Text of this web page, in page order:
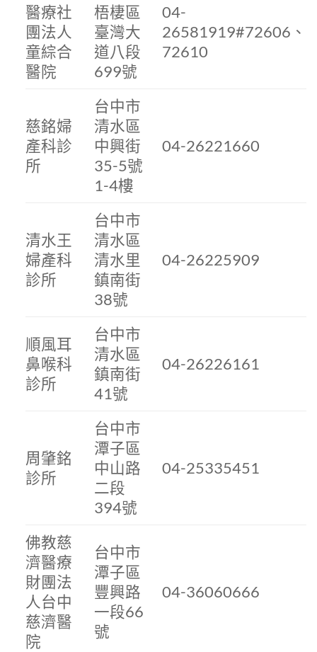
醫療社
團法人
童綜合
醫院
梧棲區
臺灣大
道八段
699號
04-
26581919#72606、
72610
慈銘婦
產科診
所
台中市
清水區
中興街
35-5號
1-4樓
04-26221660
清水王
婦產科
診所
台中市
清水區
清水里
鎮南街
38號
04-26225909
順風耳
鼻喉科
診所
台中市
清水區
鎮南街
41號
04-26226161
周肇銘
診所
台中市
潭子區
中山路
二段
394號
04-25335451
佛教慈
濟醫療
財團法
人台中
慈濟醫
院
台中市
潭子區
豐興路
一段66
號
04-36060666